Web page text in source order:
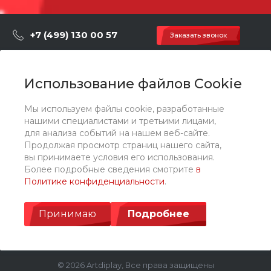
Использование файлов Cookie
Мы используем файлы cookie, разработанные
нашими специалистами и третьими лицами,
для анализа событий на нашем веб-сайте.
Продолжая просмотр страниц нашего сайта,
вы принимаете условия его использования.
Более подробные сведения смотрите в
Политике конфиденциальности.
Принимаю Подробнее
езопасности - 114.30 m²
+7 (499) 130 00 57 Заказать звонок
г. Москва, Марксистская 3 стр.2
О компании
Каталог
Услуги
© 2026 Artdiplay, Все права защищены